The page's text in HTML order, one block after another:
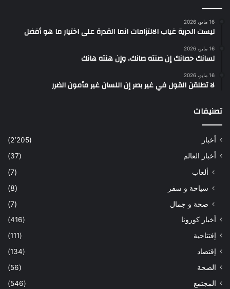
16 مايو، 2026
ليست الحرية غياب الالتزامات انما القدرة على اختيار ما هو أفضل
16 مايو، 2026
لسانك حصانك إن صنته صانك، وإن هنته هانك
16 مايو، 2026
لا تطلقن القول في غير بصر إن اللسان غير مأمون الضرر
تصنيفات
أخبار
(2٬205)
أخبار العالم
(37)
ألعاب
(7)
سياحة و سفر
(8)
صحة و جمال
(7)
أخبار كورونا
(416)
إفتتاحية
(111)
إقتصاد
(134)
الصحة
(56)
المجتمع
(546)